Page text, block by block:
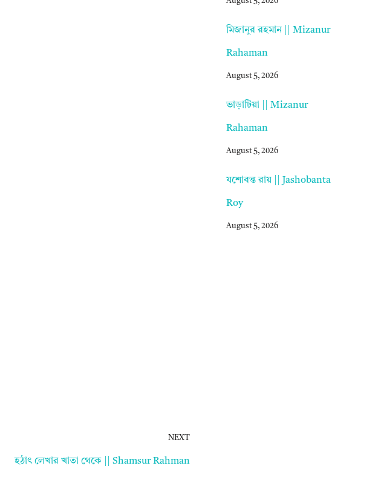
NEXT
হঠাৎ লেখার খাতা থেকে || Shamsur Rahman
মিজানুর রহমান || Mizanur
Rahaman
August 5, 2026
ভাড়াটিয়া || Mizanur
Rahaman
August 5, 2026
যশোবন্ত রায় || Jashobanta
Roy
August 5, 2026